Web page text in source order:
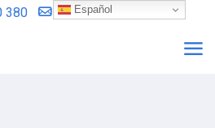
380 info@reac.es
Español